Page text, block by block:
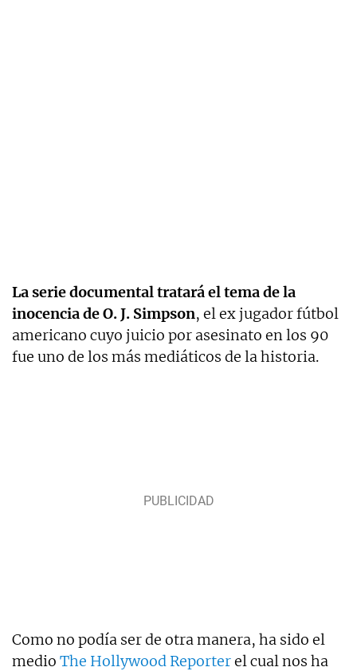
La serie documental tratará el tema de la
inocencia de O. J. Simpson, el ex jugador fútbol
americano cuyo juicio por asesinato en los 90
fue uno de los más mediáticos de la historia.
Como no podía ser de otra manera, ha sido el
medio The Hollywood Reporterel cual nos ha